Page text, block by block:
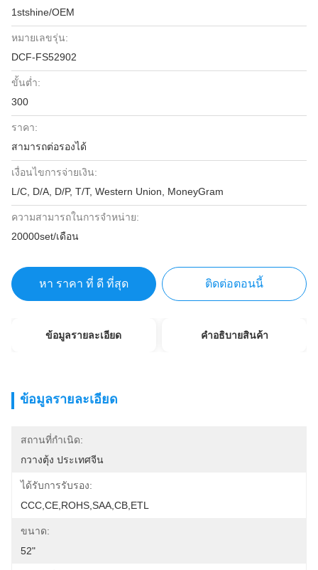
1stshine/OEM
หมายเลขรุ่น:
DCF-FS52902
ขั้นต่ำ:
300
ราคา:
สามารถต่อรองได้
เงื่อนไขการจ่ายเงิน:
L/C, D/A, D/P, T/T, Western Union, MoneyGram
ความสามารถในการจําหน่าย:
20000set/เดือน
หา ราคา ที่ ดี ที่สุด ติดต่อตอนนี้
ข้อมูลรายละเอียด คําอธิบายสินค้า
ข้อมูลรายละเอียด
สถานที่กำเนิด:
กวางตุ้ง ประเทศจีน
ได้รับการรับรอง:
CCC,CE,ROHS,SAA,CB,ETL
ขนาด:
52"